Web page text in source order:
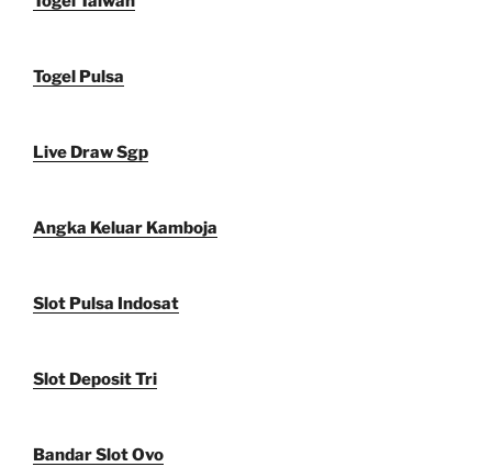
Togel Pulsa
Live Draw Sgp
Angka Keluar Kamboja
Slot Pulsa Indosat
Slot Deposit Tri
Bandar Slot Ovo